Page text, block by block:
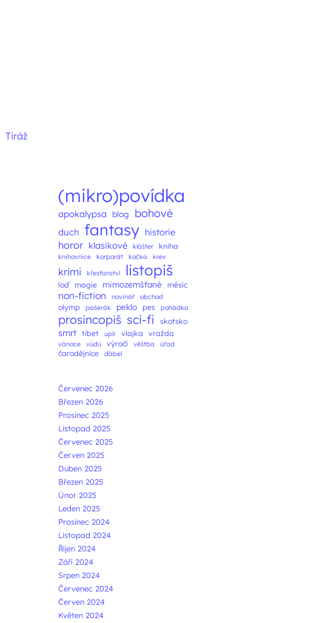
Tiráž
(mikro)povídka
apokalypsa blog bohové
duch fantasy historie
horor klasikové klášter kniha
knihovnice korporát kočka krev
krimi křesťanství listopiš
loď magie mimozemšťané měsíc
non-fiction novinář obchod
olymp pašerák peklo pes pohádka
prosincopiš sci-fi skotsko
smrt tibet upír vlajka vražda
vánoce vúdú výročí věštba úřad
čarodějnice ďábel
Červenec 2026
Březen 2026
Prosinec 2025
Listopad 2025
Červenec 2025
Červen 2025
Duben 2025
Březen 2025
Únor 2025
Leden 2025
Prosinec 2024
Listopad 2024
Říjen 2024
Září 2024
Srpen 2024
Červenec 2024
Červen 2024
Květen 2024